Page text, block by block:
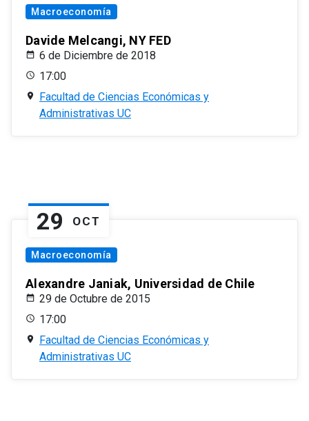
Macroeconomía
Davide Melcangi, NY FED
6 de Diciembre de 2018
17:00
Facultad de Ciencias Económicas y
Administrativas UC
29 OCT
Macroeconomía
Alexandre Janiak, Universidad de Chile
29 de Octubre de 2015
17:00
Facultad de Ciencias Económicas y
Administrativas UC